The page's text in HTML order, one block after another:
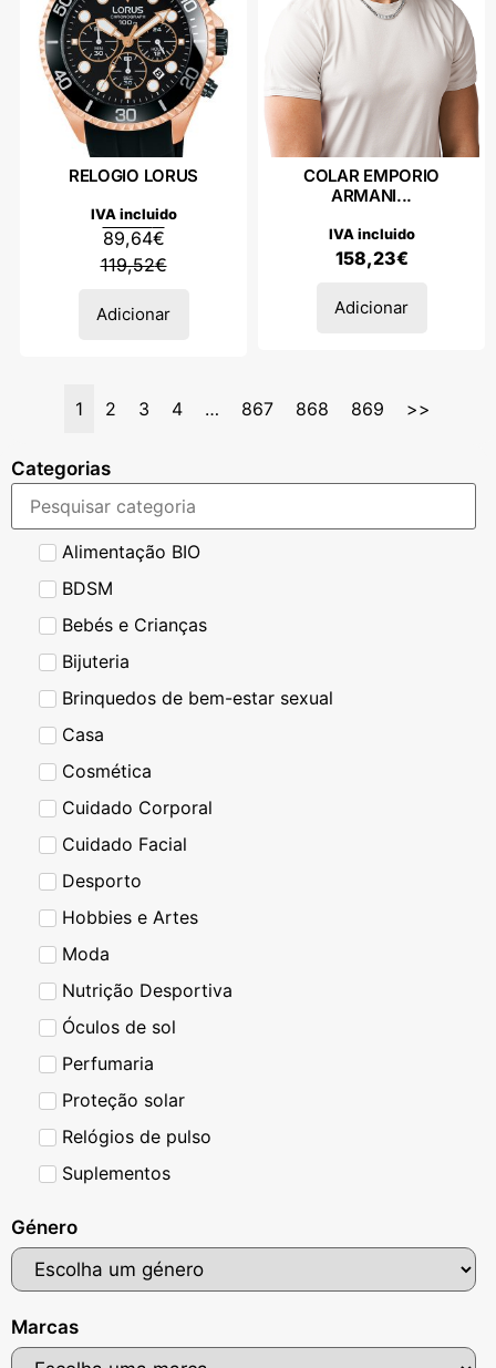
Categorias
Alimentação BIO
BDSM
Bebés e Crianças
Bijuteria
Brinquedos de bem-estar sexual
Casa
Cosmética
Cuidado Corporal
Cuidado Facial
Desporto
Hobbies e Artes
Moda
Nutrição Desportiva
Óculos de sol
Perfumaria
Proteção solar
Relógios de pulso
Suplementos
Género
Marcas
RELOGIO LORUS
119,52€
89,64€
IVA incluido
Adicionar
COLAR EMPORIO
ARMANI...
158,23€
IVA incluido
Adicionar
1 2 3 4 … 867 868 869 >>